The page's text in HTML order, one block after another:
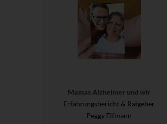
Mamas Alzheimer und wir
Erfahrungsbericht & Ratgeber
Peggy Elfmann